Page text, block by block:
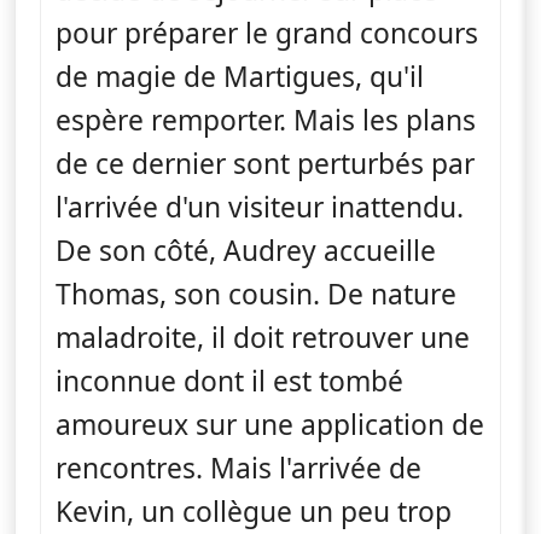
pour préparer le grand concours
de magie de Martigues, qu'il
espère remporter. Mais les plans
de ce dernier sont perturbés par
l'arrivée d'un visiteur inattendu.
De son côté, Audrey accueille
Thomas, son cousin. De nature
maladroite, il doit retrouver une
inconnue dont il est tombé
amoureux sur une application de
rencontres. Mais l'arrivée de
Kevin, un collègue un peu trop